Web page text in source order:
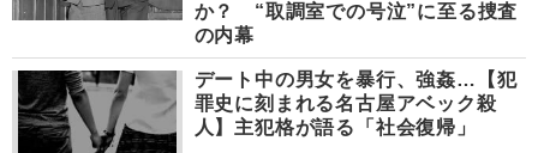
か？ “取調室での号泣”に至る捜査
の内幕
デート中の男女を暴行、強姦…【犯
罪史に刻まれる名古屋アベック殺
人】主犯格が語る「社会復帰」